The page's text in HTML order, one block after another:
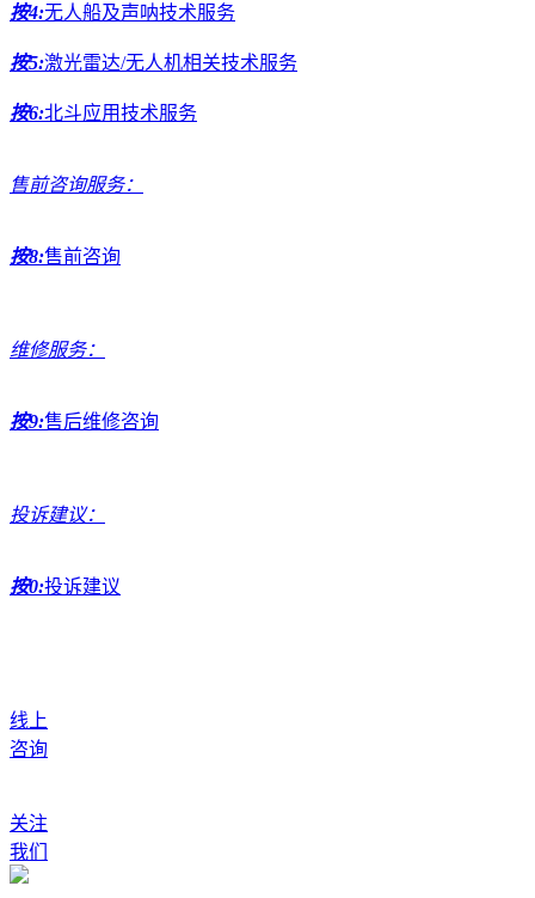
按4:无人船及声呐技术服务
按5:激光雷达/无人机相关技术服务
按6:北斗应用技术服务
售前咨询服务：
按8:售前咨询
维修服务：
按9:售后维修咨询
投诉建议：
按0:投诉建议
线上
咨询
关注
我们